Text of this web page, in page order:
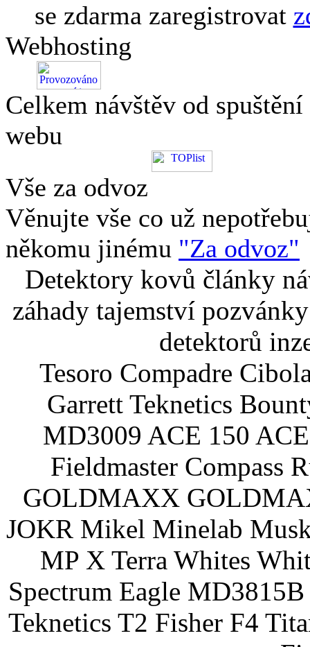
se zdarma zaregistrovat
Webhosting
Celkem návštěv od spuštění
webu
Vše za odvoz
Věnujte vše co už
někomu jinému "Za odvoz"
Detektory kovů články
záhady tajemství
detektorů
Tesoro Compadre
Garrett Teknetics
MD3009 ACE 150
Fieldmaster Compass
GOLDMAXX
JOKR Mikel Minelab
MP X Terra Whites
Spectrum Eagle
Teknetics T2 Fisher F4